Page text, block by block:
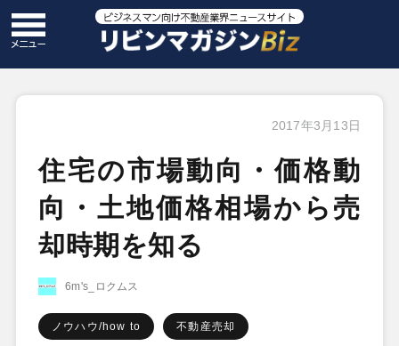
2017年3月13日
住宅の市場動向・価格動
向・土地価格相場から売
却時期を知る
6m's_ロクムス
ノウハウ/how to 不動産売却